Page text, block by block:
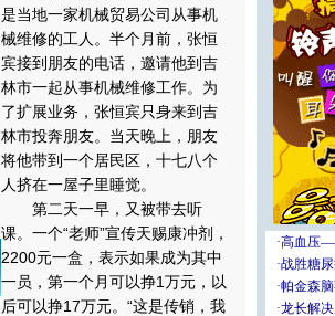
是当地一家机械贸易公司从事机
械维修的工人。半个月前，张恒
宾接到朋友的电话，邀请他到吉
林市一起从事机械维修工作。为
了扩展业务，张恒宾只身来到吉
林市投奔朋友。当天晚上，朋友
将他带到一个居民区，十七八个
人挤在一屋子里睡觉。
第二天一早，又被带去听
课。一个“老师”宣传天赐康冲剂，
2200元一盒，表示如果成为其中
一员，第一个月可以挣1万元，以
后可以挣17万元。“这是传销，我